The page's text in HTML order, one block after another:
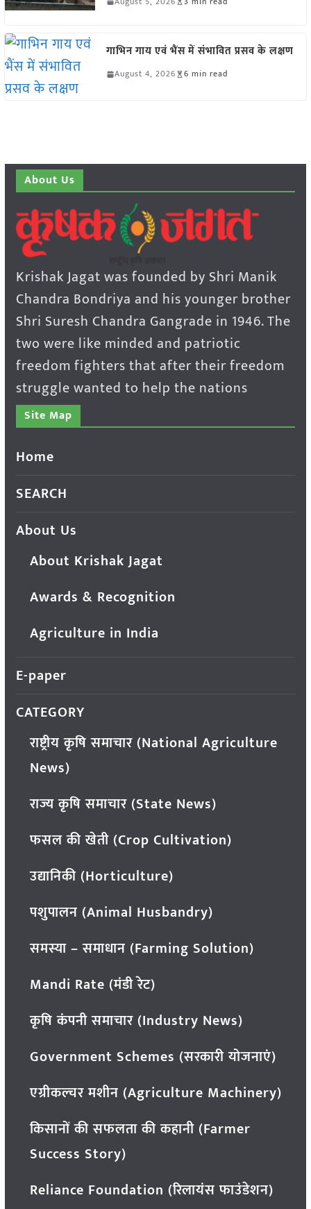
गाभिन गाय एवं भैंस में संभावित प्रसव के लक्षण
August 4, 2026 6 min read
About Us
Krishak Jagat was founded by Shri Manik
Chandra Bondriya and his younger brother
Shri Suresh Chandra Gangrade in 1946. The
two were like minded and patriotic
freedom fighters that after their freedom
struggle wanted to help the nations
Site Map
Home
SEARCH
About Us
About Krishak Jagat
Awards & Recognition
Agriculture in India
E-paper
CATEGORY
राष्ट्रीय कृषि समाचार (National Agriculture
News)
राज्य कृषि समाचार (State News)
फसल की खेती (Crop Cultivation)
उद्यानिकी (Horticulture)
पशुपालन (Animal Husbandry)
समस्या – समाधान (Farming Solution)
Mandi Rate (मंडी रेट)
कृषि कंपनी समाचार (Industry News)
Government Schemes (सरकारी योजनाएं)
एग्रीकल्चर मशीन (Agriculture Machinery)
किसानों की सफलता की कहानी (Farmer
Success Story)
Reliance Foundation (रिलायंस फाउंडेशन)